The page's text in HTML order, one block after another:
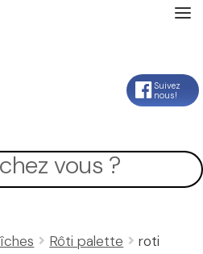
Suivez
nous!
Rôti palette
roti